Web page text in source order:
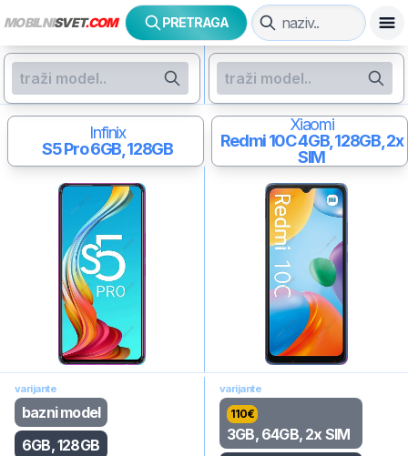
MOBILNISVET.COM PRETRAGA
Infinix
S5 Pro6GB, 128GB
Xiaomi
Redmi 10C4GB, 128GB, 2x
SIM
varijante
bazni model
6GB, 128GB
varijante
110€
3GB, 64GB, 2x SIM